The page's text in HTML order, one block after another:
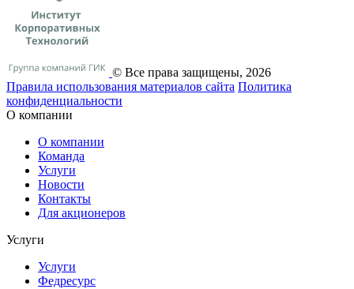
© Все права защищены, 2026
Правила использования материалов сайта Политика
конфиденциальности
О компании
О компании
Команда
Услуги
Новости
Контакты
Для акционеров
Услуги
Услуги
Федресурс